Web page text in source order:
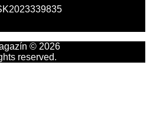
© 2026
reserved.